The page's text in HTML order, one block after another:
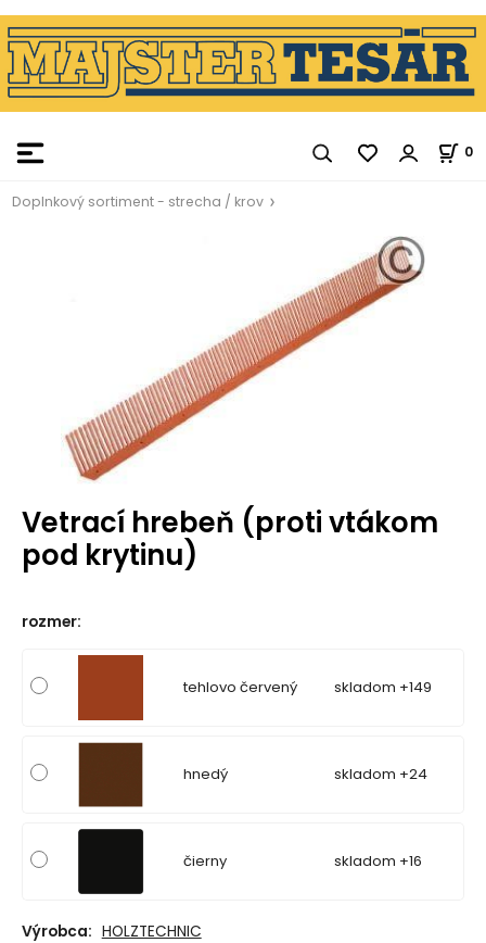
0
Doplnkový sortiment - strecha / krov
Vetrací hrebeň (proti vtákom
pod krytinu)
rozmer:
tehlovo červený skladom +149
hnedý skladom +24
čierny skladom +16
Výrobca: HOLZTECHNIC